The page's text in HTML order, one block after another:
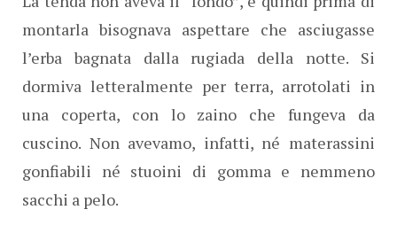
montarla bisognava aspettare che asciugasse
l’erba bagnata dalla rugiada della notte. Si
dormiva letteralmente per terra, arrotolati in
una coperta, con lo zaino che fungeva da
cuscino. Non avevamo, infatti, né materassini
gonfiabili né stuoini di gomma e nemmeno
sacchi a pelo.